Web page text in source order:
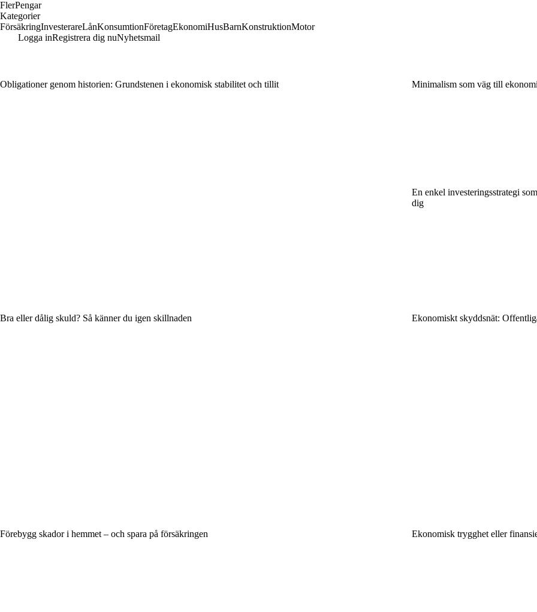
FlerPengar
Kategorier
FörsäkringInvesterareLånKonsumtionFöretagEkonomiHusBarnKonstruktionMotor
Logga inRegistrera dig nuNyhetsmail
Obligationer genom historien: Grundstenen i ekonomisk stabilitet och tillit Minimalism som väg till
En enkel investeringsstrategi
dig
Bra eller dålig skuld? Så känner du igen skillnaden Ekonomiskt skyddsnät:
Förebygg skador i hemmet – och spara på försäkringen Ekonomisk trygghet eller